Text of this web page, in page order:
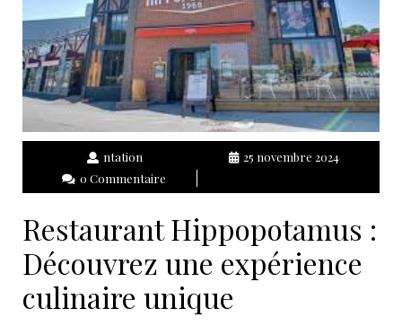
ntation
25 novembre 2024
0 Commentaire
Restaurant Hippopotamus :
Découvrez une expérience
culinaire unique